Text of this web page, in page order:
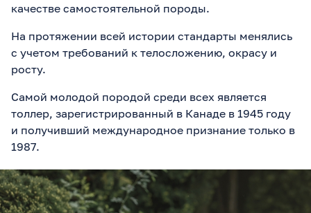
качестве самостоятельной породы.
На протяжении всей истории стандарты менялись
с учетом требований к телосложению, окрасу и
росту.
Самой молодой породой среди всех является
толлер, зарегистрированный в Канаде в 1945 году
и получивший международное признание только в
1987.